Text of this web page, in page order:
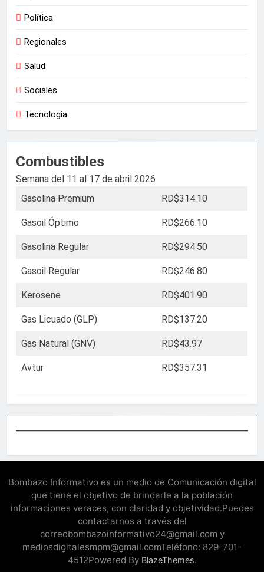
Política
Regionales
Salud
Sociales
Tecnología
Combustibles
Semana del 11 al 17 de abril 2026
Gasolina Premium
RD$314.10
Gasoil Óptimo RD$266.10
Gasolina Regular RD$294.50
Gasoil Regular RD$246.80
Kerosene RD$401.90
Gas Licuado (GLP) RD$137.20
Gas Natural (GNV) RD$43.97
Avtur RD$357.31
Bombazo Informativo es un medio de Comunicación digital
que tiene el objetivo de brindarle a la población
informaciones veraces, con claridad y objetividad.Puedes
contactarnos a través del
correobombazoinformativo24@gmail.com y
mediosdigitalesmpm@gmail.comTeléfono: 829-701-
4512Powered By BlazeThemes.